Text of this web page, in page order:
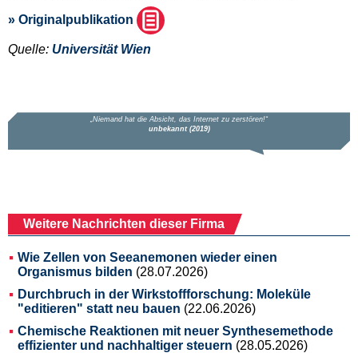
» Originalpublikation
Quelle: Universität Wien
Weitere Nachrichten dieser Firma
Wie Zellen von Seeanemonen wieder einen
Organismus bilden (28.07.2026)
Durchbruch in der Wirkstoffforschung: Moleküle
"editieren" statt neu bauen (22.06.2026)
Chemische Reaktionen mit neuer Synthesemethode
effizienter und nachhaltiger steuern (28.05.2026)